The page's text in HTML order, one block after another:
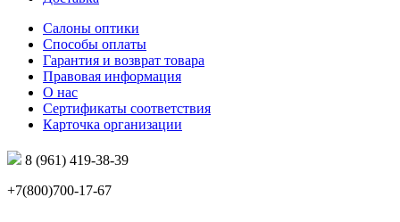
Салоны оптики
Способы оплаты
Гарантия и возврат товара
Правовая информация
О нас
Сертификаты соответствия
Карточка организации
8 (961) 419-38-39
+7(800)700-17-67